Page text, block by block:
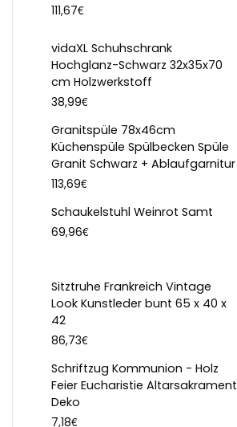
111,67€
vidaXL Schuhschrank
Hochglanz-Schwarz 32x35x70
cm Holzwerkstoff
38,99€
Granitspüle 78x46cm
Küchenspüle Spülbecken Spüle
Granit Schwarz + Ablaufgarnitur
113,69€
Schaukelstuhl Weinrot Samt
69,96€
Sitztruhe Frankreich Vintage
Look Kunstleder bunt 65 x 40 x
42
86,73€
Schriftzug Kommunion - Holz
Feier Eucharistie Altarsakrament
Deko
7,18€